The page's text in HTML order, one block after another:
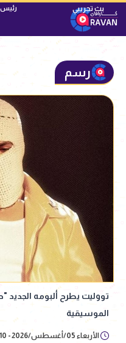
رئيس
رسم
تووليت يطرح ألبومه الجديد
الموسيقية
الأربعاء 05/أغسطس/2026 - 12:10 م